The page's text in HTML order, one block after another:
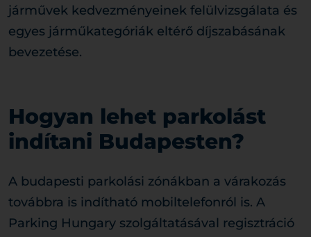
járművek kedvezményeinek felülvizsgálata és
egyes járműkategóriák eltérő díjszabásának
bevezetése.
Hogyan lehet parkolást
indítani Budapesten?
A budapesti parkolási zónákban a várakozás
továbbra is indítható mobiltelefonról is. A
Parking Hungary szolgáltatásával regisztráció